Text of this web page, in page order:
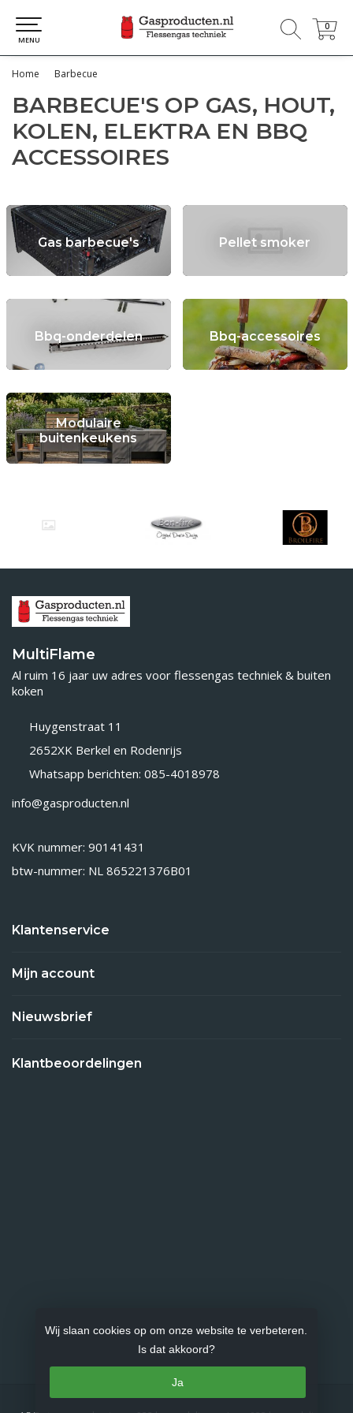
0
0
MENU
Home Barbecue
BARBECUE'S OP GAS, HOUT,
KOLEN, ELEKTRA EN BBQ
ACCESSOIRES
Gas barbecue's Pellet smoker
Bbq-onderdelen Bbq-accessoires
Modulaire
buitenkeukens
MultiFlame
Al ruim 16 jaar uw adres voor flessengas techniek & buiten
koken
Huygenstraat 11
2652XK Berkel en Rodenrijs
Whatsapp berichten: 085-4018978
info@gasproducten.nl
KVK nummer: 90141431
btw-nummer: NL 865221376B01
Klantenservice
Mijn account
Nieuwsbrief
Klantbeoordelingen
Wij slaan cookies op om onze website te verbeteren.
Is dat akkoord?
Ja